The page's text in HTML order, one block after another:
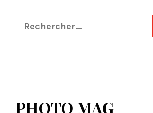
Rechercher :
PHOTO MAG